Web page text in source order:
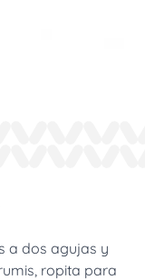
a dos agujas y
ropita para